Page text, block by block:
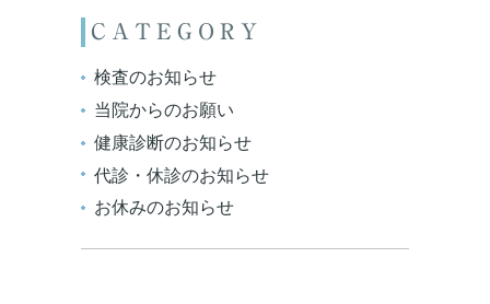
CATEGORY
検査のお知らせ
当院からのお願い
健康診断のお知らせ
代診・休診のお知らせ
お休みのお知らせ